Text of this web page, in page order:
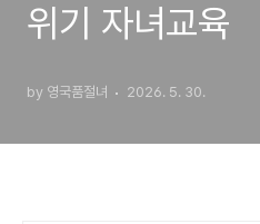
위기 자녀교육
by 영국품절녀 2026. 5. 30.